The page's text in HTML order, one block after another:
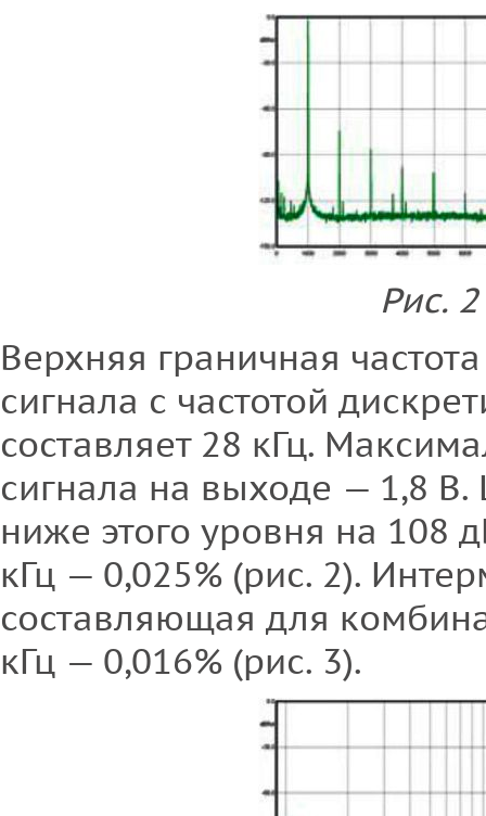
Рис. 2
Верхняя граничная
сигнала с частотой
составляет 28 кГц.
сигнала на выходе — 1,8
ниже этого уровня на 108
кГц — 0,025% (рис. 2).
составляющая для
кГц — 0,016% (рис. 3).